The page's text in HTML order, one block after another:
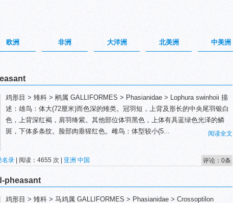
欧洲 非洲 大洋洲 北美洲 中美洲
鸡形目 > 雉科 > 鹇属 GALLIFORMES > Phasianidae > Lophura swinhoii 描
述：雄鸟：体大(72厘米)而色深的雉类。冠羽短，上背及形长的中央尾羽银白
色，上背深红褐，肩羽绛紫。其他部位体羽黑色，上体有具蓝绿色光泽的鳞
斑，下体多条纹。脸部肉垂猩红色。雌鸟：体型较小(5...
阅读全文
名录 | 阅读：4655 次 | 亚洲 中国 评论：0条
pheasant
鸡形目 > 雉科 > 马鸡属 GALLIFORMES > Phasianidae > Crossoptilon